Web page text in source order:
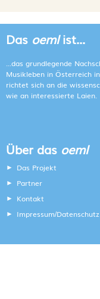
Das oemlist...
...das grundlegende
Musikleben in Österreich
richtet sich an die
wie an interessierte Laien.
Über das oeml
Das Projekt
Partner
Kontakt
Impressum/Datenschutz